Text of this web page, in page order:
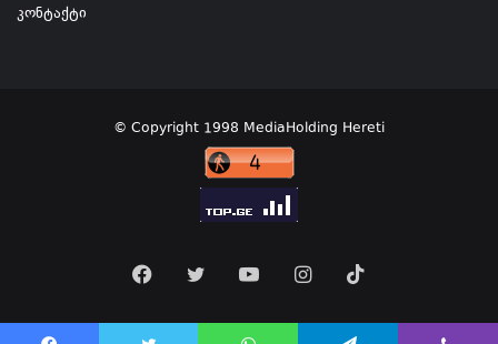
კონტაქტი
© Copyright 1998 MediaHolding Hereti
FacebookTwitter YouTubeInstagram